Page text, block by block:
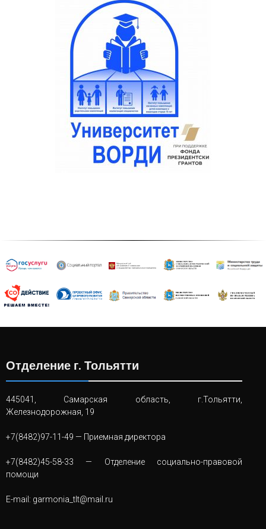
Отделение г. Тольятти
445041, Самарская область, г.Тольятти,
Железнодорожная, 19
+7(8482)97-11-49 — Приемная директора
+7(8482)45-58-33 — Отделение социально-правовой
помощи
E-mail: garmonia_tlt@mail.ru